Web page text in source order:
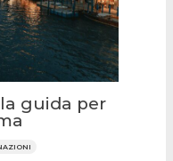
guida per